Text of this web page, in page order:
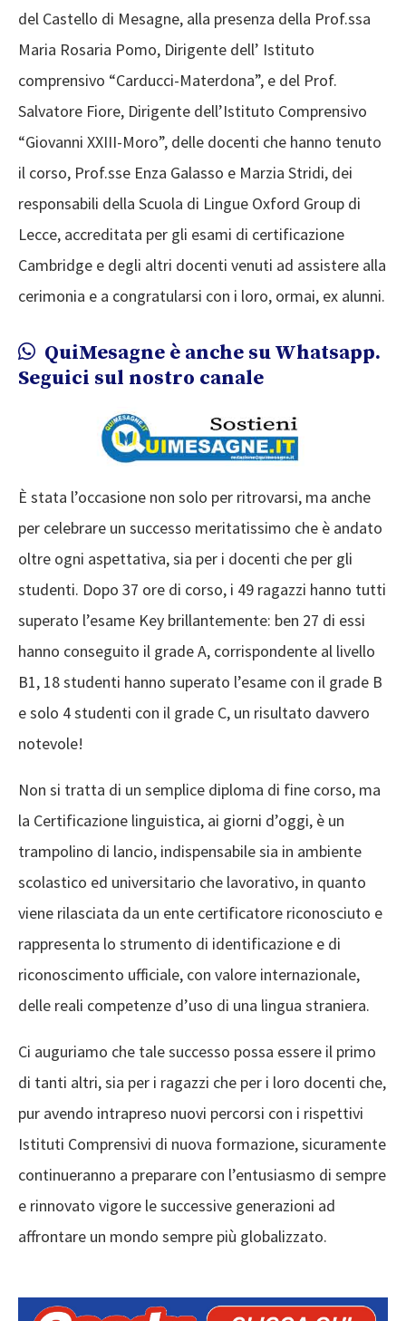
del Castello di Mesagne, alla presenza della Prof.ssa
Maria Rosaria Pomo, Dirigente dell’ Istituto
comprensivo “Carducci-Materdona”, e del Prof.
Salvatore Fiore, Dirigente dell’Istituto Comprensivo
“Giovanni XXIII-Moro”, delle docenti che hanno tenuto
il corso, Prof.sse Enza Galasso e Marzia Stridi, dei
responsabili della Scuola di Lingue Oxford Group di
Lecce, accreditata per gli esami di certificazione
Cambridge e degli altri docenti venuti ad assistere alla
cerimonia e a congratularsi con i loro, ormai, ex alunni.
QuiMesagne è anche su Whatsapp.
Seguici sul nostro canale
È stata l’occasione non solo per ritrovarsi, ma anche
per celebrare un successo meritatissimo che è andato
oltre ogni aspettativa, sia per i docenti che per gli
studenti. Dopo 37 ore di corso, i 49 ragazzi hanno tutti
superato l’esame Key brillantemente: ben 27 di essi
hanno conseguito il grade A, corrispondente al livello
B1, 18 studenti hanno superato l’esame con il grade B
e solo 4 studenti con il grade C, un risultato davvero
notevole!
Non si tratta di un semplice diploma di fine corso, ma
la Certificazione linguistica, ai giorni d’oggi, è un
trampolino di lancio, indispensabile sia in ambiente
scolastico ed universitario che lavorativo, in quanto
viene rilasciata da un ente certificatore riconosciuto e
rappresenta lo strumento di identificazione e di
riconoscimento ufficiale, con valore internazionale,
delle reali competenze d’uso di una lingua straniera.
Ci auguriamo che tale successo possa essere il primo
di tanti altri, sia per i ragazzi che per i loro docenti che,
pur avendo intrapreso nuovi percorsi con i rispettivi
Istituti Comprensivi di nuova formazione, sicuramente
continueranno a preparare con l’entusiasmo di sempre
e rinnovato vigore le successive generazioni ad
affrontare un mondo sempre più globalizzato.